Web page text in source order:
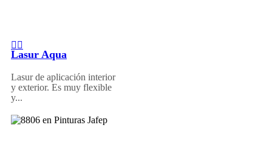
Lasur Aqua
Lasur de aplicación interior
y exterior. Es muy flexible
y...